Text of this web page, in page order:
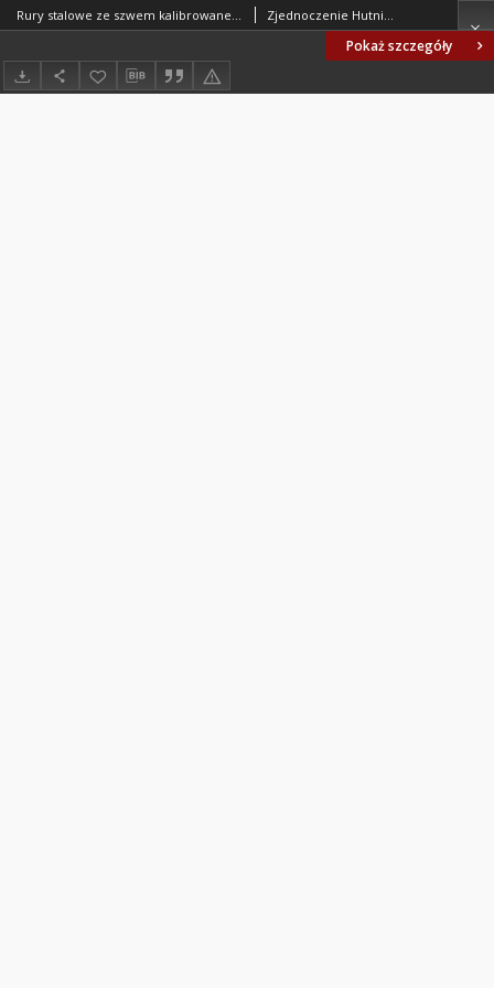
Pokaż szczegóły
Rury stalowe ze szwem kalibrowane na zimno BN-74/0648-70 Zjednoczenie Hutnictwa Żelaza i Stali. Oprac.